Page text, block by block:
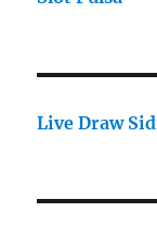
Live Draw